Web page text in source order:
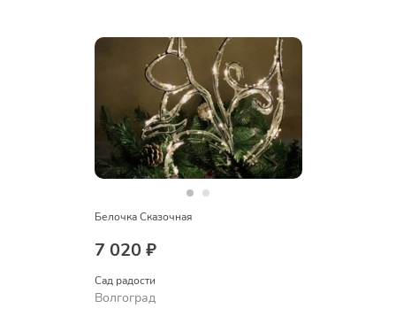
Белочка Сказочная
7 020 ₽
Сад радости
Волгоград